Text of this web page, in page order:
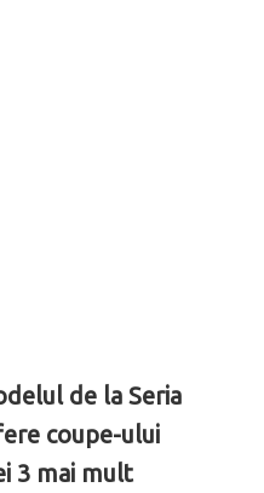
de la Seria
coupe-ului
3 mai mult